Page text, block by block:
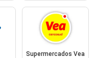
Supermercados Vea